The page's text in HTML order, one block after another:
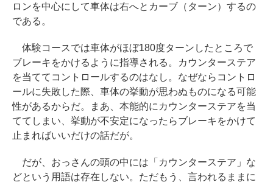
ロンを中心にして車体は右へとカーブ（ターン）するの
である。
体験コースでは車体がほぼ180度ターンしたところで
ブレーキをかけるように指導される。カウンターステア
を当ててコントロールするのはなし。なぜならコントロ
ールに失敗した際、車体の挙動が思わぬものになる可能
性があるからだ。まあ、本能的にカウンターステアを当
ててしまい、挙動が不安定になったらブレーキをかけて
止まればいいだけの話だが。
だが、おっさんの頭の中には「カウンターステア」な
どという用語は存在しない。ただもう、言われるままに